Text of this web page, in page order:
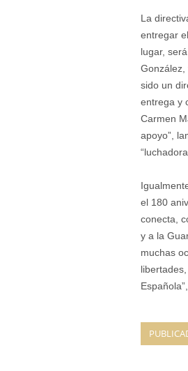
La
entregar
lugar,
sido un
entrega y
Carmen
apoyo”,
el 180
conecta,
y a la
muchas